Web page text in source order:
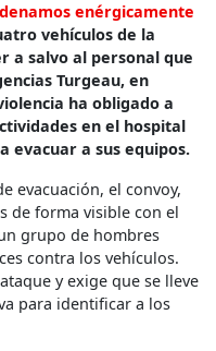
enérgicamente
vehículos de la
a salvo al personal que
Turgeau, en
ha obligado a
en el hospital
evacuar a sus equipos.
evacuación, el convoy,
de forma visible con el
grupo de hombres
contra los vehículos.
y exige que se lleve
para identificar a los